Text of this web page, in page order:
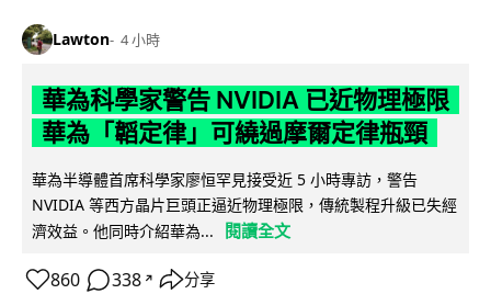
Lawton 4 小時
華為科學家警告 NVIDIA 已近物理極限
華為「韜定律」可繞過摩爾定律瓶頸
華為半導體首席科學家廖恒罕見接受近 5 小時專訪，警告
NVIDIA 等西方晶片巨頭正逼近物理極限，傳統製程升級已失經
濟效益。他同時介紹華為...
閱讀全文
860 338 ↗ 分享